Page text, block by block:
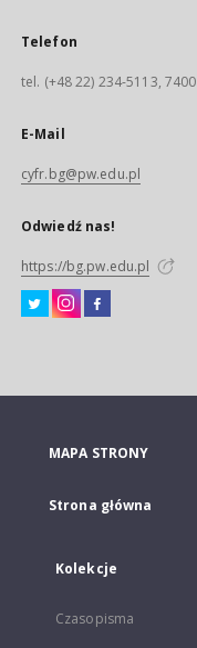
Telefon
tel. (+48 22) 234-5113, 7400
E-Mail
cyfr.bg@pw.edu.pl
Odwiedź nas!
https://bg.pw.edu.pl
MAPA STRONY
Strona główna
Kolekcje
Czasopisma